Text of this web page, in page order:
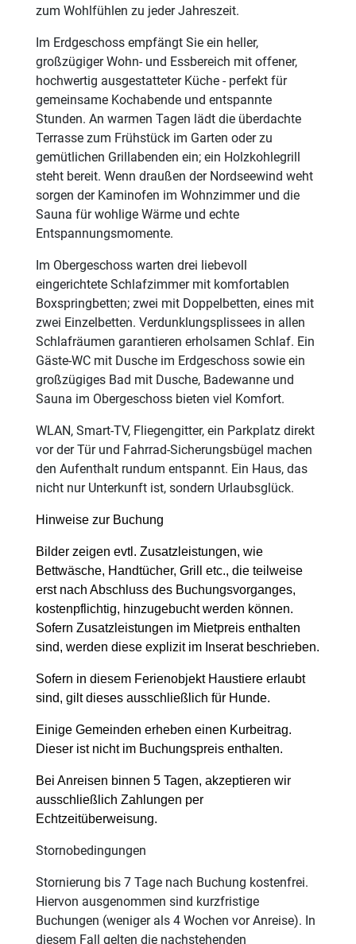
zum Wohlfühlen zu jeder Jahreszeit.
Im Erdgeschoss empfängt Sie ein heller,
großzügiger Wohn- und Essbereich mit offener,
hochwertig ausgestatteter Küche - perfekt für
gemeinsame Kochabende und entspannte
Stunden. An warmen Tagen lädt die überdachte
Terrasse zum Frühstück im Garten oder zu
gemütlichen Grillabenden ein; ein Holzkohlegrill
steht bereit. Wenn draußen der Nordseewind weht
sorgen der Kaminofen im Wohnzimmer und die
Sauna für wohlige Wärme und echte
Entspannungsmomente.
Im Obergeschoss warten drei liebevoll
eingerichtete Schlafzimmer mit komfortablen
Boxspringbetten; zwei mit Doppelbetten, eines mit
zwei Einzelbetten. Verdunklungsplissees in allen
Schlafräumen garantieren erholsamen Schlaf. Ein
Gäste-WC mit Dusche im Erdgeschoss sowie ein
großzügiges Bad mit Dusche, Badewanne und
Sauna im Obergeschoss bieten viel Komfort.
WLAN, Smart-TV, Fliegengitter, ein Parkplatz direkt
vor der Tür und Fahrrad-Sicherungsbügel machen
den Aufenthalt rundum entspannt. Ein Haus, das
nicht nur Unterkunft ist, sondern Urlaubsglück.
Hinweise zur Buchung
Bilder zeigen evtl. Zusatzleistungen, wie
Bettwäsche, Handtücher, Grill etc., die teilweise
erst nach Abschluss des Buchungsvorganges,
kostenpflichtig, hinzugebucht werden können.
Sofern Zusatzleistungen im Mietpreis enthalten
sind, werden diese explizit im Inserat beschrieben.
Sofern in diesem Ferienobjekt Haustiere erlaubt
sind, gilt dieses ausschließlich für Hunde.
Einige Gemeinden erheben einen Kurbeitrag.
Dieser ist nicht im Buchungspreis enthalten.
Bei Anreisen binnen 5 Tagen, akzeptieren wir
ausschließlich Zahlungen per
Echtzeitüberweisung.
Stornobedingungen
Stornierung bis 7 Tage nach Buchung kostenfrei.
Hiervon ausgenommen sind kurzfristige
Buchungen (weniger als 4 Wochen vor Anreise). In
diesem Fall gelten die nachstehenden